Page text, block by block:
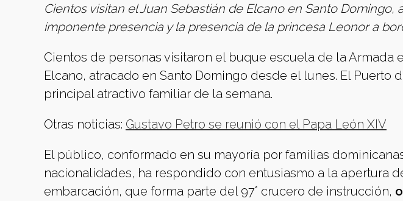
Cientos visitan el Juan Sebastián de Elcano en Santo Domingo,
imponente presencia y la presencia de la princesa Leonor a
Cientos de personas visitaron el buque escuela de la Armada
Elcano, atracado en Santo Domingo desde el lunes. El Puerto
principal atractivo familiar de la semana.
Otras noticias: Gustavo Petro se reunió con el Papa León XIV
El público, conformado en su mayoría por familias
nacionalidades, ha respondido con entusiasmo a la apertura
embarcación, que forma parte del 97° crucero de instrucción,